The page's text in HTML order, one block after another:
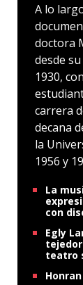
A lo
doctora
desde
1930,
carrera
decana
la
1956 y
La
con
Egly
teatro